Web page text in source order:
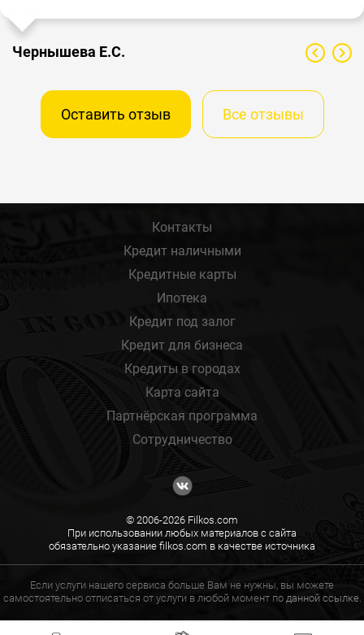
Чернышева Е.С.
Оставить отзыв Все отзывы
Контакты
Кредит наличными
Кредитные карты
Ипотека
Кредит под залог
Кредит для бизнеса
Кредиты в городах
Карта сайта
Партнёрская программа
Сотрудничество
© 2006-2026 Filkos.com
При использовании любых материалов с сайта
обязательно указание filkos.com в качестве источника
Если услуги нашего сервиса больше Вам не нужны, вы можете
самостоятельно отписаться от услуги в любой момент по данной ссылке.